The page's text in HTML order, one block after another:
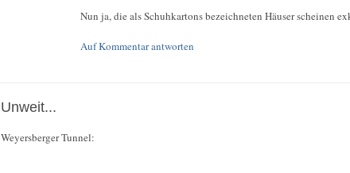
Nun ja, die als Schuhkartons bezeichneten Häuser scheinen
Auf Kommentar antworten
Unweit...
Weyersberger Tunnel: